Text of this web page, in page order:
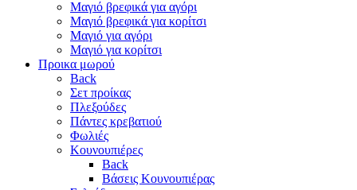
Μαγιό βρεφικά για αγόρι
Μαγιό βρεφικά για κορίτσι
Μαγιό για αγόρι
Μαγιό για κορίτσι
Προικα μωρού
Back
Σετ προίκας
Πλεξούδες
Πάντες κρεβατιού
Φωλιές
Κουνουπιέρες
Back
Βάσεις Κουνουπιέρας